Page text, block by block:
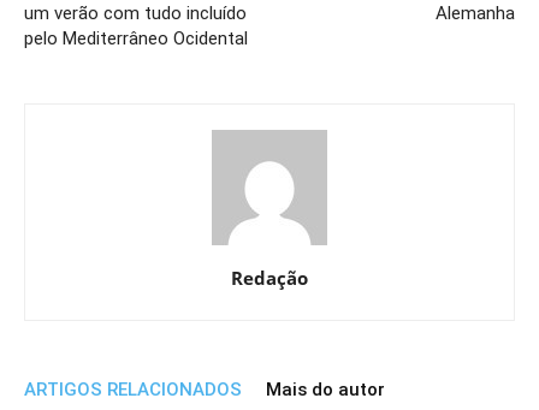
um verão com tudo incluído
pelo Mediterrâneo Ocidental
Alemanha
Redação
ARTIGOS RELACIONADOS Mais do autor